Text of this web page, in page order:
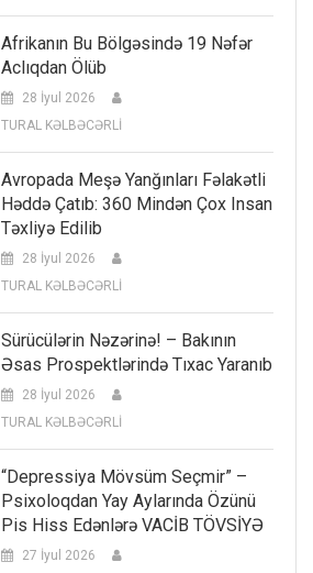
Afrikanın Bu Bölgəsində 19 Nəfər
Aclıqdan Ölüb
28 İyul 2026
TURAL KƏLBƏCƏRLİ
Avropada Meşə Yanğınları Fəlakətli
Həddə Çatıb: 360 Mindən Çox Insan
Təxliyə Edilib
28 İyul 2026
TURAL KƏLBƏCƏRLİ
Sürücülərin Nəzərinə! – Bakının
Əsas Prospektlərində Tıxac Yaranıb
28 İyul 2026
TURAL KƏLBƏCƏRLİ
“Depressiya Mövsüm Seçmir” –
Psixoloqdan Yay Aylarında Özünü
Pis Hiss Edənlərə VACİB TÖVSİYƏ
27 İyul 2026